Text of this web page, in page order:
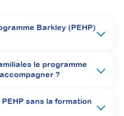
NOUVEAU 2026
Barkley (PEHP)
le programme
?
sans la formation